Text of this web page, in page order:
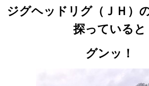
ジグヘッドリグ（ＪＨ）
探っていると
グンッ！